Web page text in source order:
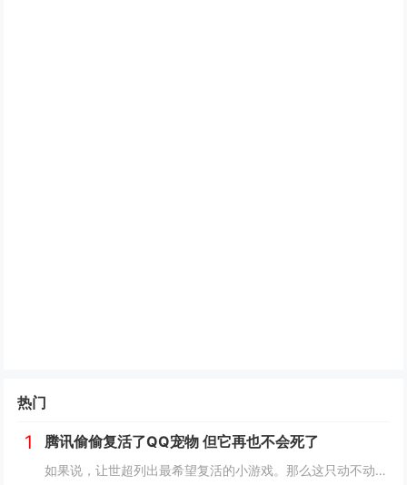
热门
1 腾讯偷偷复活了QQ宠物 但它再也不会死了
如果说，让世超列出最希望复活的小游戏。那么这只动不动就要死，上点班就喊累的胖企鹅，绝对可以排到前列。而就在一个月前，QQ 似乎准备让它回归了。内测上线了全新的 QQ 宠物功能。腾讯偷偷复活了QQ宠物 但它再也不会死了读到这，是不是不少人已经...